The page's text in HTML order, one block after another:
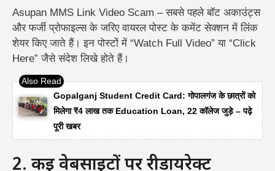
Asupan MMS Link Video Scam – सबसे पहले बॉट अकाउंट्स
और फर्जी प्रोफाइल्स के जरिए वायरल पोस्ट के कमेंट सेक्शन में लिंक
शेयर किए जाते हैं। इन पोस्टों में “Watch Full Video” या “Click
Here” जैसे संदेश लिखे होते हैं।
Gopalganj Student Credit Card: गोपालगंज के छात्रों को
मिलेगा ₹4 लाख तक Education Loan, 22 कॉलेज जुड़े – पढ़े
पूरी खबर
2. कई वेबसाइटों पर रीडायरेक्ट